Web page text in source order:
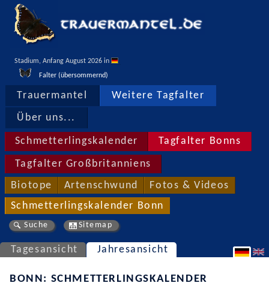
Stadium, Anfang August 2026 in
Falter (übersommernd)
Trauermantel Weitere Tagfalter
Über uns...
Schmetterlingskalender Tagfalter Bonns
Tagfalter Großbritanniens
Biotope Artenschwund Fotos & Videos
Schmetterlingskalender Bonn
Suche Sitemap
Tagesansicht Jahresansicht
BONN: SCHMETTERLINGSKALENDER